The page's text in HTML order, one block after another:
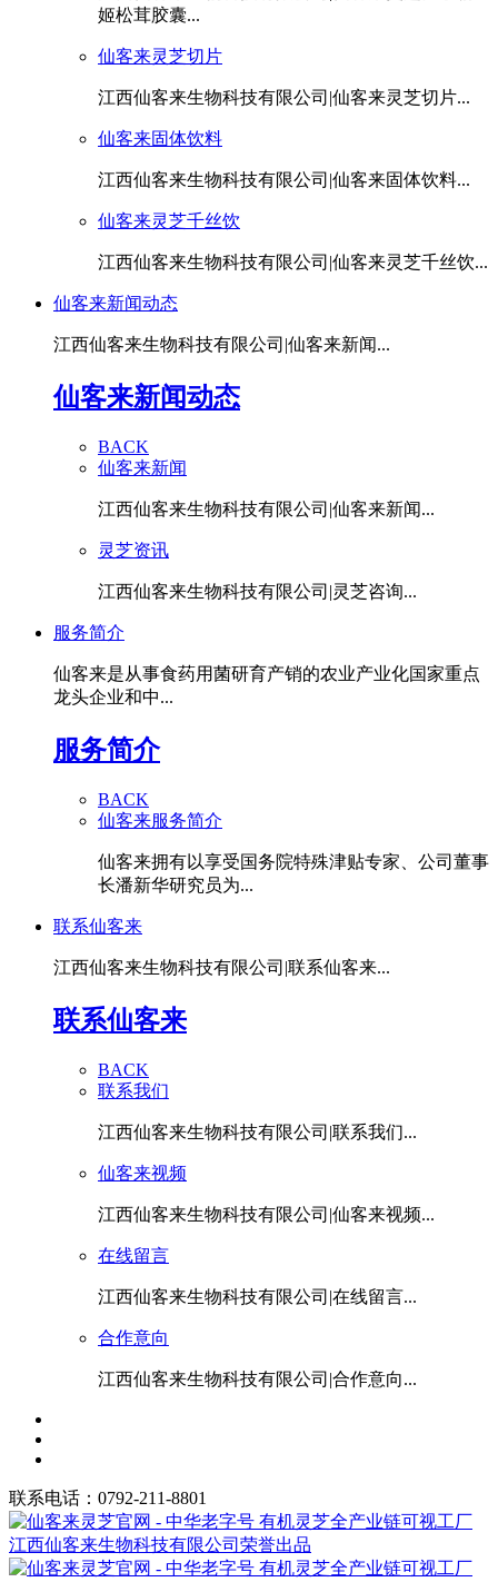
姬松茸胶囊...
仙客来灵芝切片
江西仙客来生物科技有限公司|仙客来灵芝切片...
仙客来固体饮料
江西仙客来生物科技有限公司|仙客来固体饮料...
仙客来灵芝千丝饮
江西仙客来生物科技有限公司|仙客来灵芝千丝饮...
仙客来新闻动态
江西仙客来生物科技有限公司|仙客来新闻...
仙客来新闻动态
BACK
仙客来新闻
江西仙客来生物科技有限公司|仙客来新闻...
灵芝资讯
江西仙客来生物科技有限公司|灵芝咨询...
服务简介
仙客来是从事食药用菌研育产销的农业产业化国家重点
龙头企业和中...
服务简介
BACK
仙客来服务简介
仙客来拥有以享受国务院特殊津贴专家、公司董事
长潘新华研究员为...
联系仙客来
江西仙客来生物科技有限公司|联系仙客来...
联系仙客来
BACK
联系我们
江西仙客来生物科技有限公司|联系我们...
仙客来视频
江西仙客来生物科技有限公司|仙客来视频...
在线留言
江西仙客来生物科技有限公司|在线留言...
合作意向
江西仙客来生物科技有限公司|合作意向...
联系电话：0792-211-8801